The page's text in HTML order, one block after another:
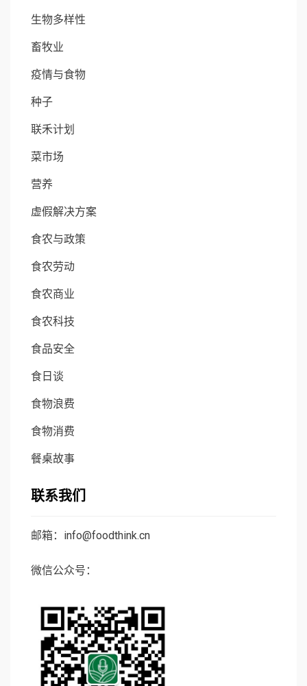
生物多样性
畜牧业
疫情与食物
种子
联禾计划
菜市场
营养
虚假解决方案
食农与政策
食农劳动
食农商业
食农科技
食品安全
食日谈
食物浪费
食物消费
餐桌故事
联系我们
邮箱：info@foodthink.cn
微信公众号：